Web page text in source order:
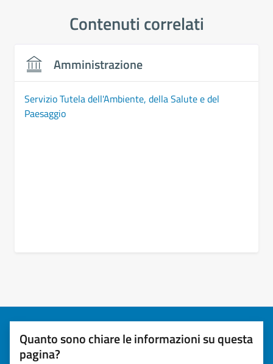
Contenuti correlati
Amministrazione
Servizio Tutela dell'Ambiente, della Salute e del
Paesaggio
Quanto sono chiare le informazioni su questa
pagina?